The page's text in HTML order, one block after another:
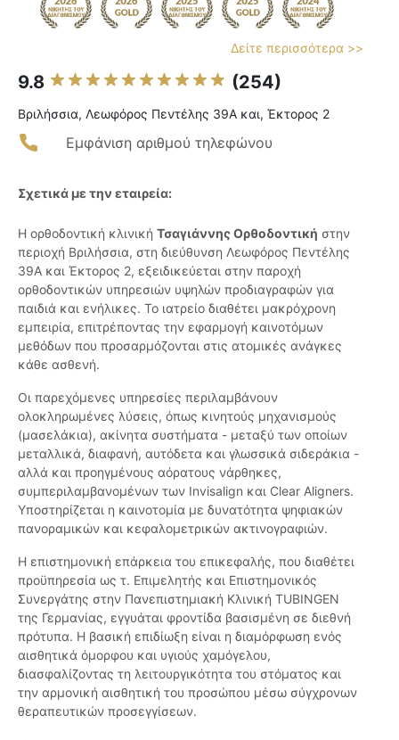
Δείτε περισσότερα >>
9.8 (254)
Βριλήσσια, Λεωφόρος Πεντέλης 39Α και, Έκτορος 2
Εμφάνιση αριθμού τηλεφώνου
Σχετικά με την εταιρεία:
Η ορθοδοντική κλινική Τσαγιάννης Ορθοδοντική στην
περιοχή Βριλήσσια, στη διεύθυνση Λεωφόρος Πεντέλης
39Α και Έκτορος 2, εξειδικεύεται στην παροχή
ορθοδοντικών υπηρεσιών υψηλών προδιαγραφών για
παιδιά και ενήλικες. Το ιατρείο διαθέτει μακρόχρονη
εμπειρία, επιτρέποντας την εφαρμογή καινοτόμων
μεθόδων που προσαρμόζονται στις ατομικές ανάγκες
κάθε ασθενή.
Οι παρεχόμενες υπηρεσίες περιλαμβάνουν
ολοκληρωμένες λύσεις, όπως κινητούς μηχανισμούς
(μασελάκια), ακίνητα συστήματα - μεταξύ των οποίων
μεταλλικά, διαφανή, αυτόδετα και γλωσσικά σιδεράκια -
αλλά και προηγμένους αόρατους νάρθηκες,
συμπεριλαμβανομένων των Invisalign και Clear Aligners.
Υποστηρίζεται η καινοτομία με δυνατότητα ψηφιακών
πανοραμικών και κεφαλομετρικών ακτινογραφιών.
Η επιστημονική επάρκεια του επικεφαλής, που διαθέτει
προϋπηρεσία ως τ. Επιμελητής και Επιστημονικός
Συνεργάτης στην Πανεπιστημιακή Κλινική TUBINGEN
της Γερμανίας, εγγυάται φροντίδα βασισμένη σε διεθνή
πρότυπα. Η βασική επιδίωξη είναι η διαμόρφωση ενός
αισθητικά όμορφου και υγιούς χαμόγελου,
διασφαλίζοντας τη λειτουργικότητα του στόματος και
την αρμονική αισθητική του προσώπου μέσω σύγχρονων
θεραπευτικών προσεγγίσεων.